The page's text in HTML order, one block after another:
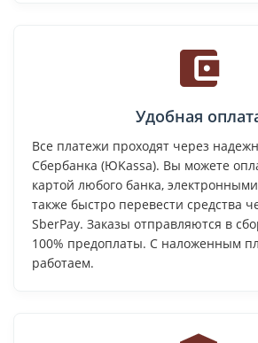
Удобная
Все платежи проходят через
Сбербанка (ЮKassa). Вы можете
картой любого банка,
также быстро перевести средства
SberPay. Заказы отправляются в
100% предоплаты. С наложенным
работаем.